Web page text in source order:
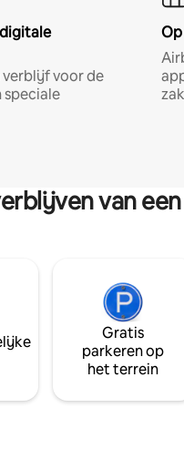
verblijf voor de
speciale
van
Gratis
parkeren op
het terrein